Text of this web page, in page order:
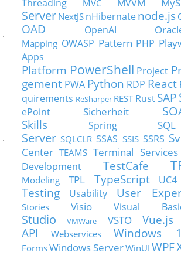
Threading
MVC MVVM
Server NextJS nHibernatenode.js
OAD
OpenAI
Mapping OWASP Pattern PHP
Apps
Platform PowerShell Project
gement PWA Python RDP React
quirements ReSharper REST Rust SAP
ePoint
Sicherheit
Skills
Spring SQL
Server SQLCLR SSAS SSIS SSRS
Center TEAMS Terminal Services
Development
TestCafe
Modeling
TPL TypeScript UC4
Testing
Usability User
Stories
Visio Visual
Studio
VMWare VSTO Vue.js
API
Webservices Windows
FormsWindows ServerWinUI WPF